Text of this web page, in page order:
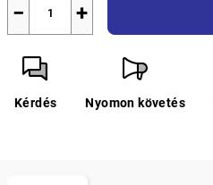
+
−
Kérdés Nyomon követés